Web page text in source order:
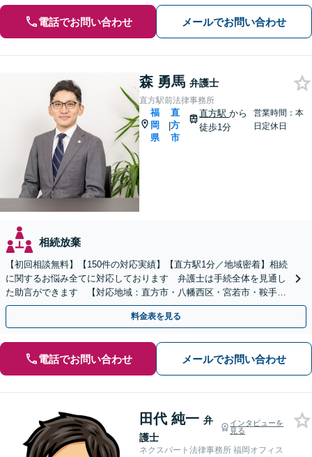
電話でお問い合わせ メールでお問い合わせ
森 勇馬 弁護士
直方駅前法律事務所
福
岡
県
|
直
方
市
直方駅から
徒歩1分
営業時間：本
日定休日
相続放棄
【初回相談無料】【150件の対応実績】【直方駅1分／地域密着】相続
に関するお悩み全てに対応しております 弁護士は手続全体を見通し
た助言ができます 【対応地域：直方市・八幡西区・宮若市・鞍手
町・小竹町・福智町・中間市】
料金表を見る
電話でお問い合わせ メールでお問い合わせ
田代 純一 弁
護士
インタビューを
見る
ネクスパート法律事務所 福岡オフィス